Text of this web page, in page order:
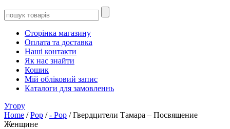
Сторінка магазину
Оплата та доставка
Наші контакти
Як нас знайти
Кошик
Мій обліковий запис
Каталоги для замовленнь
Угору
Home /Pop /- Pop / Гвердцители Тамара – Посвящение
Женщине